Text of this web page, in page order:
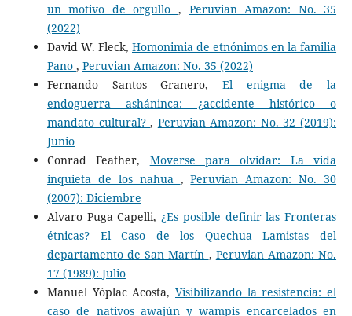
un motivo de orgullo , Peruvian Amazon: No. 35
(2022)
David W. Fleck, Homonimia de etnónimos en la familia
Pano , Peruvian Amazon: No. 35 (2022)
Fernando Santos Granero, El enigma de la
endoguerra asháninca: ¿accidente histórico o
mandato cultural?, Peruvian Amazon: No. 32 (2019):
Junio
Conrad Feather, Moverse para olvidar: La vida
inquieta de los nahua ,Peruvian Amazon: No. 30
(2007): Diciembre
Alvaro Puga Capelli,¿Es posible definir las Fronteras
étnicas? El Caso de los Quechua Lamistas del
departamento de San Martín , Peruvian Amazon: No.
17 (1989): Julio
Manuel Yóplac Acosta, Visibilizando la resistencia: el
caso de nativos awajún y wampis encarcelados en